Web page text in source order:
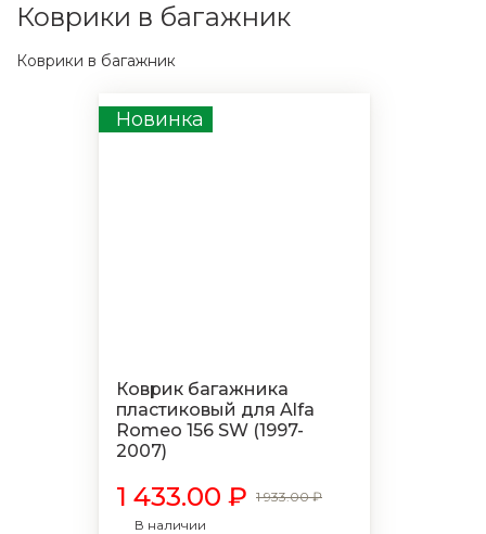
Коврики в багажник
Коврики в багажник
Новинка
Коврик багажника
пластиковый для Alfa
Romeo 156 SW (1997-
2007)
1 433.00 ₽ 1 933.00 ₽
В наличии